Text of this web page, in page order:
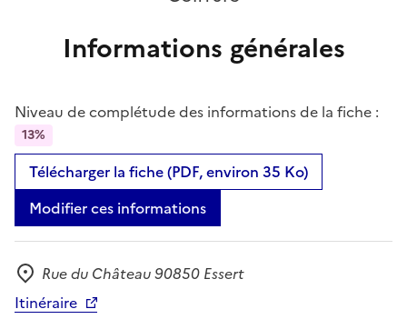
Informations générales
Niveau de complétude des informations de la fiche :
13%
Télécharger la fiche (PDF, environ 35 Ko)
Modifier ces informations
Adresse
Rue du Château 90850 Essert
Itinéraire